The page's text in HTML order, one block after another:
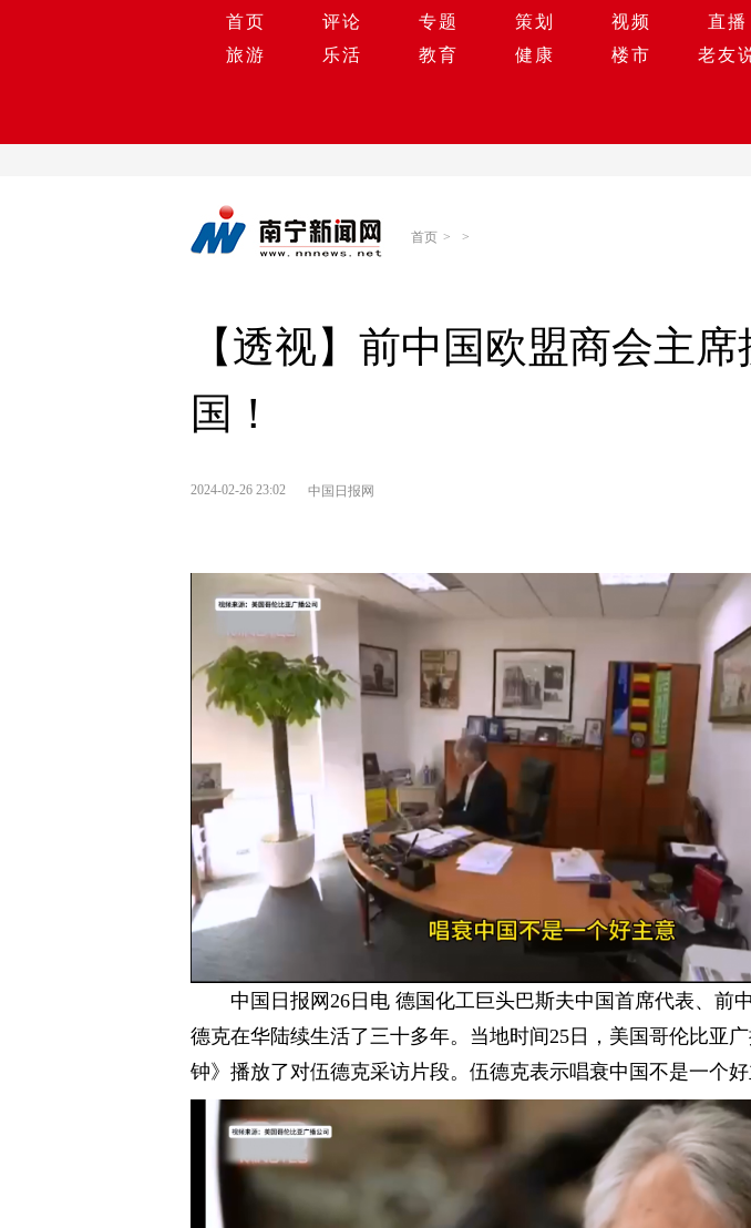
首页 评论 专题 策划 视频 直播
旅游
乐活 教育 健康 楼市 老友
首页 > >
【透视】前中国欧盟商会主
国！
2024-02-26 23:02 中国日报网
中国日报网26日电 德国化工巨头巴斯夫中国首席代表、前
德克在华陆续生活了三十多年。当地时间25日，美国哥伦比亚
钟》播放了对伍德克采访片段。伍德克表示唱衰中国不是一个好